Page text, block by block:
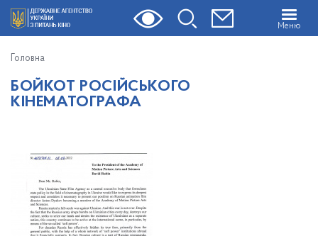
Меню
Головна
БОЙКОТ РОСІЙСЬКОГО
КІНЕМАТОГРАФА